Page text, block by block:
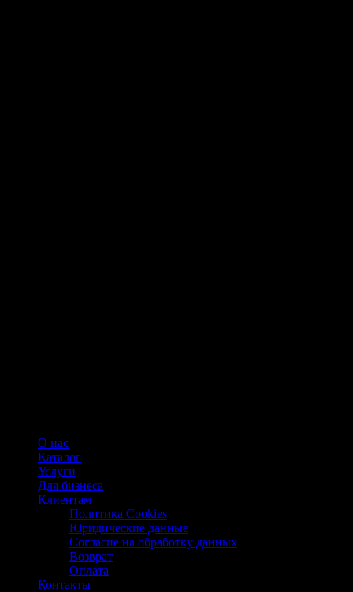
О нас
Каталог
Услуги
Для бизнеса
Клиентам
Политика Cookies
Юридические данные
Согласие на обработку данных
Возврат
Оплата
Контакты